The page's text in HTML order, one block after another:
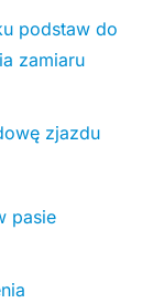
podstaw do
zamiaru
zjazdu
pasie